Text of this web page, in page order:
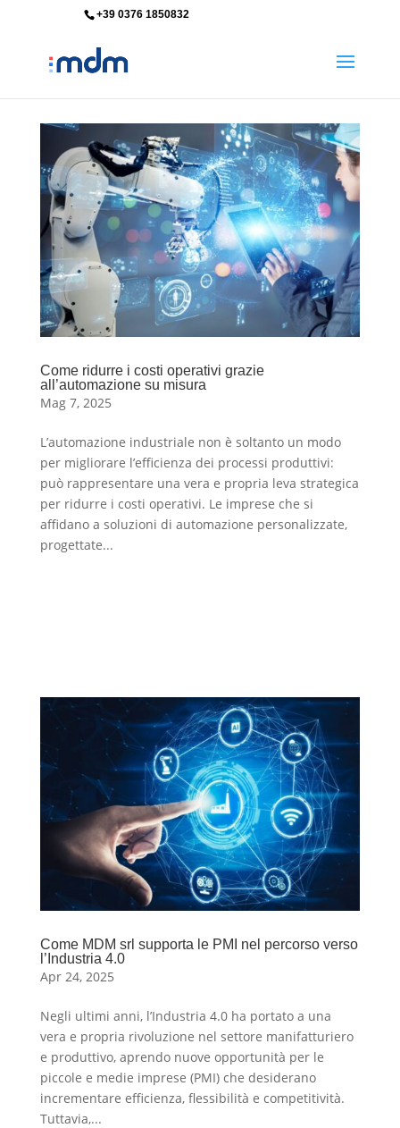
+39 0376 1850832
Come ridurre i costi operativi grazie
all’automazione su misura
Mag 7, 2025
L’automazione industriale non è soltanto un modo
per migliorare l’efficienza dei processi produttivi:
può rappresentare una vera e propria leva strategica
per ridurre i costi operativi. Le imprese che si
affidano a soluzioni di automazione personalizzate,
progettate...
Come MDM srl supporta le PMI nel percorso verso
l’Industria 4.0
Apr 24, 2025
Negli ultimi anni, l’Industria 4.0 ha portato a una
vera e propria rivoluzione nel settore manifatturiero
e produttivo, aprendo nuove opportunità per le
piccole e medie imprese (PMI) che desiderano
incrementare efficienza, flessibilità e competitività.
Tuttavia,...